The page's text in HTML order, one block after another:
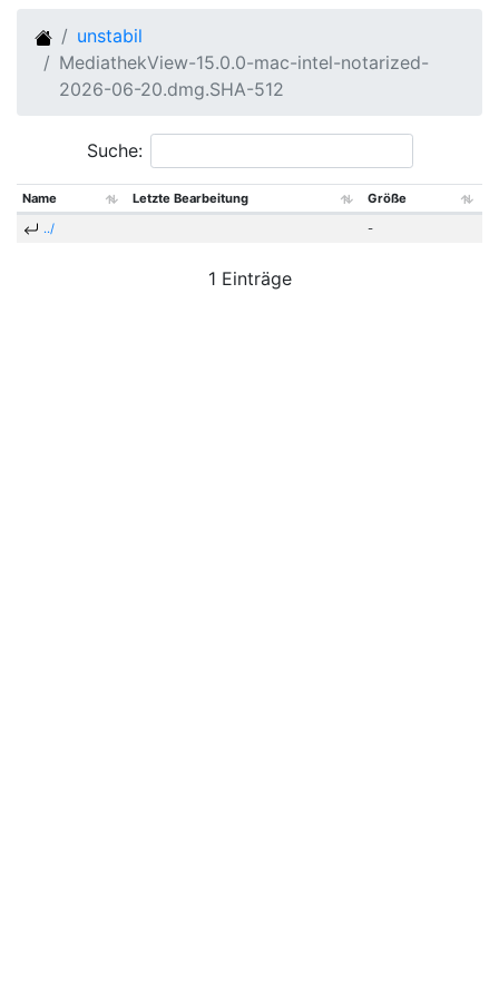
unstabil
MediathekView-15.0.0-mac-intel-notarized-
2026-06-20.dmg.SHA-512
Suche:
Name Letzte Bearbeitung
Größe
../
-
1 Einträge